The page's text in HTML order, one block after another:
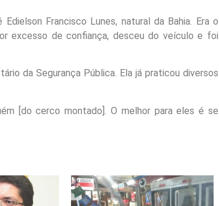
Francisco Lunes, natural da Bahia. Era o
excesso de confiança, desceu do veículo e foi
da Segurança Pública. Ela já praticou diversos
[do cerco montado]. O melhor para eles é se